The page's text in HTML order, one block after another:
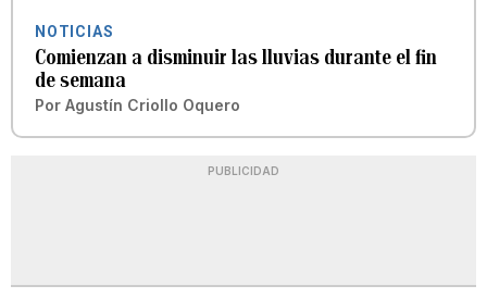
NOTICIAS
Comienzan a disminuir las lluvias durante el fin
de semana
Por Agustín Criollo Oquero
PUBLICIDAD